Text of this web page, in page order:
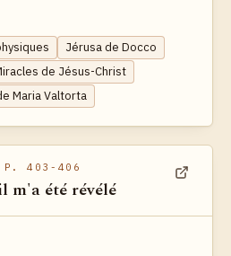
Jérusa de Docco
de Jésus-Christ
Maria Valtorta
P. 403-406
m'a été révélé